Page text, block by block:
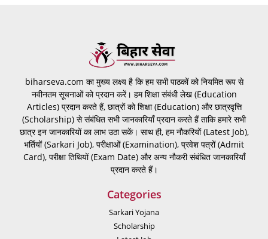
biharseva.com का मुख्य लक्ष्य है कि हम सभी पाठकों को नियमित रूप से
नवीनतम सूचनाओं को प्रदान करें। हम शिक्षा संबंधी लेख (Education
Articles) प्रदान करते हैं, छात्रों को शिक्षा (Education) और छात्रवृत्ति
(Scholarship) से संबंधित सभी जानकारियाँ प्रदान करते हैं ताकि हमारे सभी
छात्र इन जानकारियों का लाभ उठा सकें। साथ ही, हम नौकरियों (Latest Job),
भर्तियों (Sarkari Job), परीक्षाओं (Examination), प्रवेश पत्रों (Admit
Card), परीक्षा तिथियों (Exam Date) और अन्य नौकरी संबंधित जानकारियाँ
प्रदान करते हैं।
Categories
Sarkari Yojana
Scholarship